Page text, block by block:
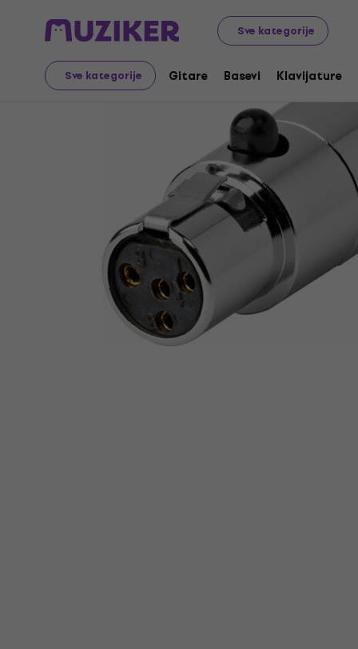
Sve kategorije
Sve kategorije Gitare Basevi Klavijature
Muzički instrumenti Pribor Kablovi, konektori i adapteri
Prodaja je završena